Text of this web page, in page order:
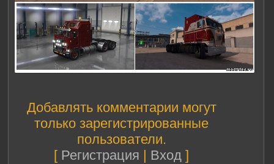
Добавлять комментарии могут
только зарегистрированные
пользователи.
[ Регистрация | Вход ]